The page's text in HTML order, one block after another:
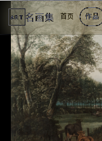
ART 名画集 首页 作品